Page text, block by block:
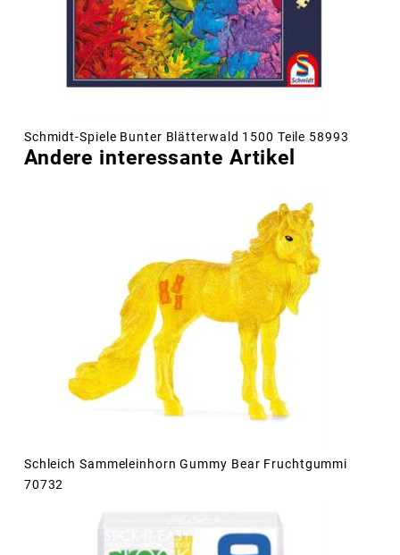
Schmidt-Spiele Bunter Blätterwald 1500 Teile 58993
Andere interessante Artikel
Schleich Sammeleinhorn Gummy Bear Fruchtgummi
70732